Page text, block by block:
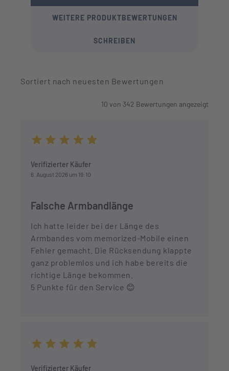
WEITERE PRODUKTBEWERTUNGEN
SCHREIBEN
Sortiert nach neuesten Bewertungen
10 von 342 Bewertungen angezeigt
Verifizierter Käufer
6. August 2026 um 19:10
Falsche Armbandlänge
Ich hatte leider bei der Länge des
Armbandes vom memorized-Mobile einen
Fehler gemacht. Die Rücksendung klappte
ganz problemlos und ich habe bereits die
richtige Länge bekommen.
5 Punkte für den Service 😊
Verifizierter Käufer